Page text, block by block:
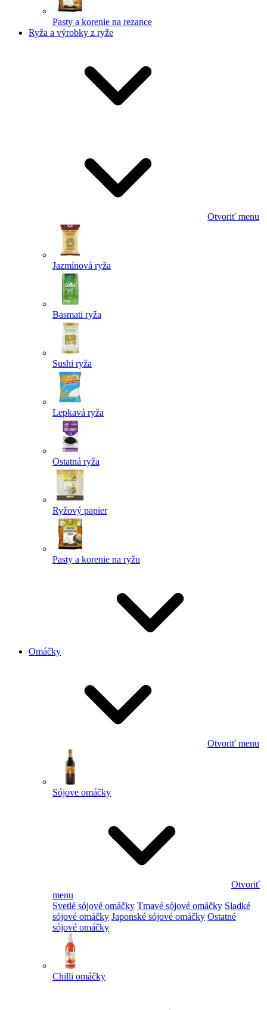
Pasty a korenie na rezance
Ryža a výrobky z ryže
Otvoriť menu
Jazmínová ryža
Basmati ryža
Sushi ryža
Lepkavá ryža
Ostatná ryža
Ryžový papier
Pasty a korenie na ryžu
Omáčky
Otvoriť menu
Sójove omáčky
Otvoriť
menu
Svetlé sójové omáčky Tmavé sójové omáčky Sladké
sójové omáčky Japonské sójové omáčky Ostatné
sójové omáčky
Chilli omáčky